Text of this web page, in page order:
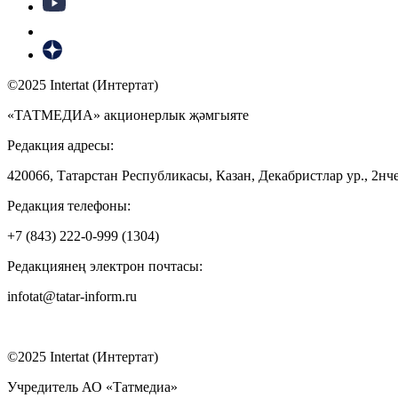
©2025 Intertat (Интертат)
«ТАТМЕДИА» акционерлык җәмгыяте
Редакция адресы:
420066, Татарстан Республикасы, Казан, Декабристлар ур.,
Редакция телефоны:
+7 (843) 222-0-999 (1304)
Редакциянең электрон почтасы:
infotat@tatar-inform.ru
©2025 Intertat (Интертат)
Учредитель АО «Татмедиа»